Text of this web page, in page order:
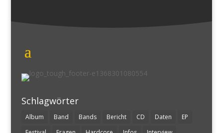
Schlagwörter
Album Band Bands Bericht CD Daten
EP